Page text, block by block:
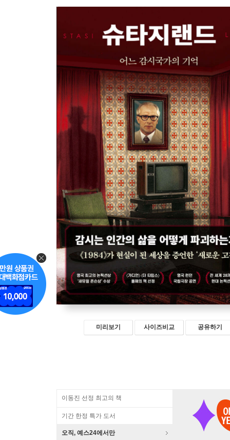
미리보기 사이즈비교 공유하기
이동진 선정 최고의 책
기간 한정 특가 도서
오직, 예스24에서만